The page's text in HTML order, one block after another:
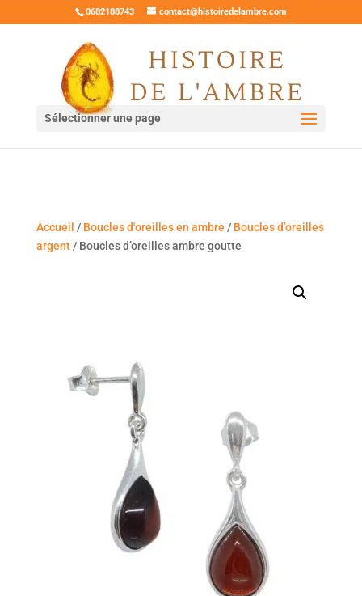
0682188743 contact@histoiredelambre.com
Sélectionner une page
Accueil / Boucles d'oreilles en ambre / Boucles d’oreilles
argent/ Boucles d’oreilles ambre goutte